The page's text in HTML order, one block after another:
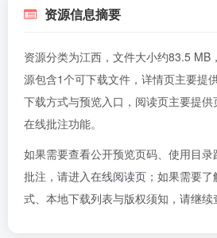
资源信息摘要
资源分类为江西，文件大小约83.5 MB
源包含1个可下载文件，详情页主要提
下载方式与预览入口，阅读页主要提
在线批注功能。
如果需要查看公开预览页码、使用目
批注，请进入在线阅读页 ；如果需要
式、本地下载列表与版权须知，请继续